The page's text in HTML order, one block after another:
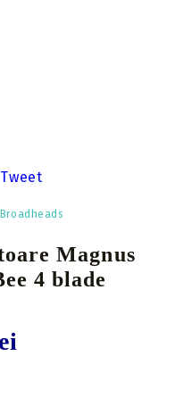
Tweet
Magnus
4 blade